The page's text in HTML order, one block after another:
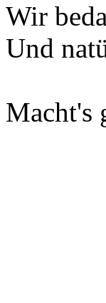
Wir
Und
Macht's